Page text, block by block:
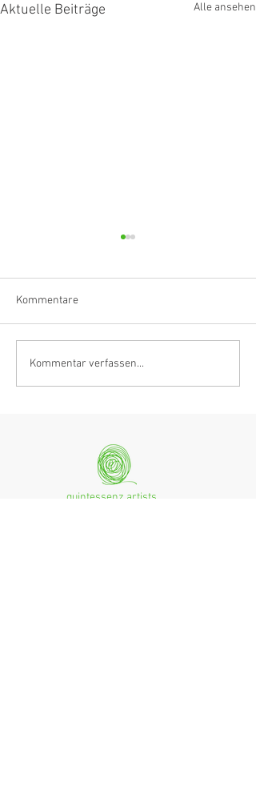
Aktuelle Beiträge Alle ansehen
Klarinettistin, Tonmeisterin,
Grenzgängerin
Kommentare
Kommentar verfassen...
quintessenz artists